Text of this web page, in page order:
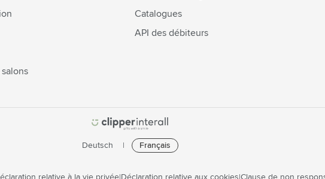
Catalogues
API des débiteurs
Deutsch Français
relative à la vie privée Déclaration relative aux cookies Clause de non